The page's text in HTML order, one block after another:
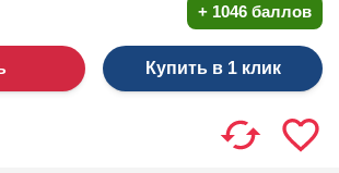
+ 1046 баллов
Купить в 1 клик